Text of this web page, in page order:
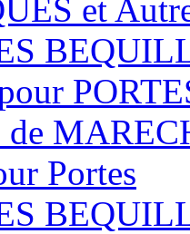
et
Portes